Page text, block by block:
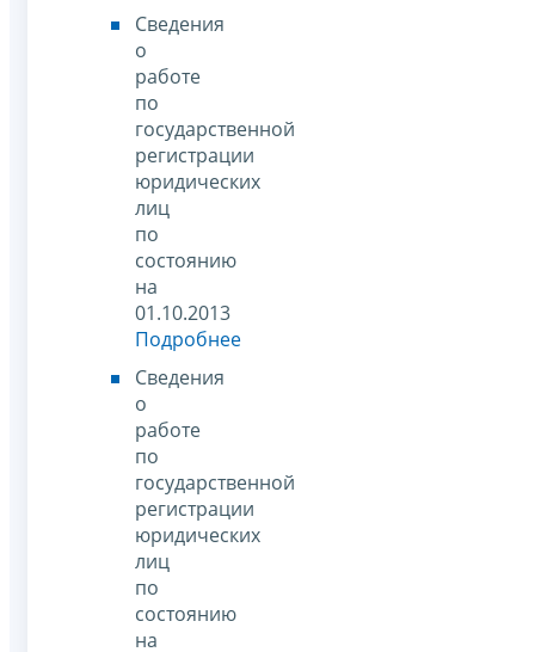
Сведения
о
работе
по
государственной
регистрации
юридических
лиц
по
состоянию
на
01.10.2013
Подробнее
Сведения
о
работе
по
государственной
регистрации
юридических
лиц
по
состоянию
на